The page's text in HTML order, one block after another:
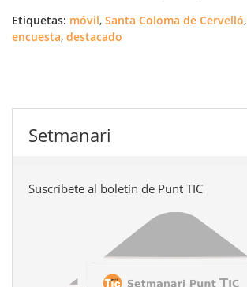
Etiquetas: móvil, Santa Coloma de Cervelló,
encuesta, destacado
Setmanari
Suscríbete al boletín de Punt TIC